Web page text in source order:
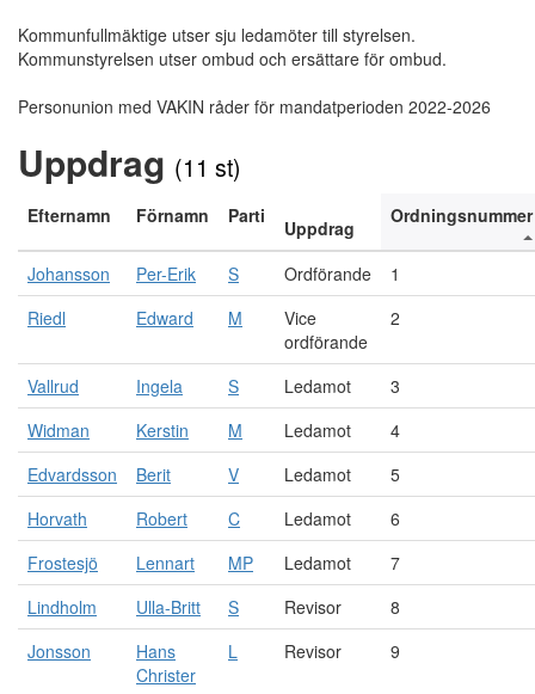
Kommunfullmäktige utser sju ledamöter till styrelsen.
Kommunstyrelsen utser ombud och ersättare för ombud.
Personunion med VAKIN råder för mandatperioden 2022-2026
Uppdrag (11 st)
Efternamn Förnamn Parti
Uppdrag
Ordningsnummer
Johansson Per-Erik S Ordförande
1
Riedl
Edward M
Vice
ordförande
2
Vallrud Ingela S Ledamot
3
Widman
Kerstin M Ledamot
4
Edvardsson
Berit V Ledamot
5
Horvath
Robert C Ledamot
6
Frostesjö
Lennart MP Ledamot
7
Lindholm
Ulla-Britt S Revisor
8
Jonsson
Hans
Christer
L Revisor 9